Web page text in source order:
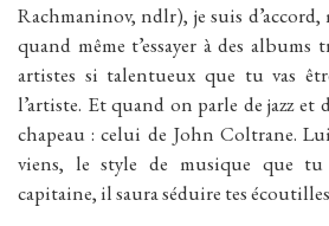
Rachmaninov, ndlr), je suis
quand même t’essayer à des albums
artistes si talentueux que tu vas
l’artiste. Et quand on parle de jazz et
chapeau : celui de John Coltrane.
viens, le style de musique que tu
capitaine, il saura séduire tes